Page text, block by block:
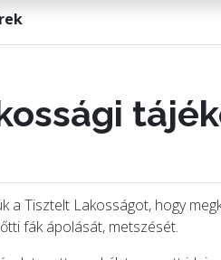
a Tisztelt Lakosságot, hogy
fák ápolását, metszését.